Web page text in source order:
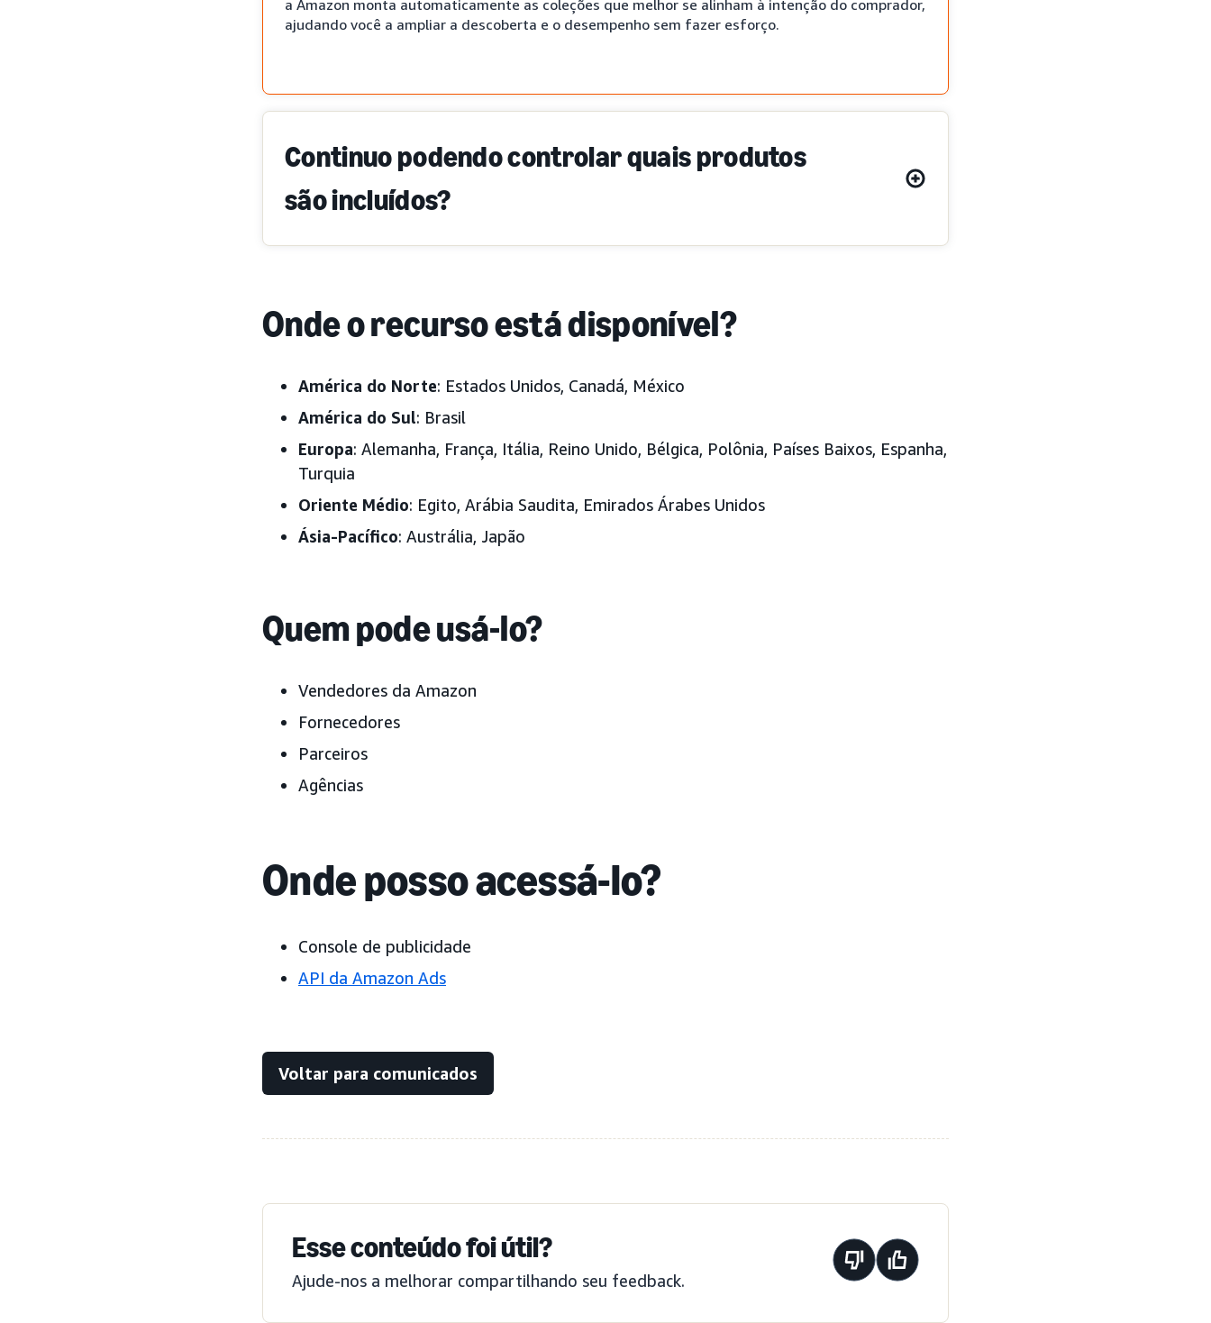
a Amazon monta automaticamente as coleções que melhor se alinham à intenção do comprador,
ajudando você a ampliar a descoberta e o desempenho sem fazer esforço.
Continuo podendo controlar quais produtos
são incluídos?
Onde o recurso está disponível?
América do Norte: Estados Unidos, Canadá, México
América do Sul: Brasil
Europa: Alemanha, França, Itália, Reino Unido, Bélgica, Polônia, Países Baixos, Espanha,
Turquia
Oriente Médio: Egito, Arábia Saudita, Emirados Árabes Unidos
Ásia-Pacífico: Austrália, Japão
Quem pode usá-lo?
Vendedores da Amazon
Fornecedores
Parceiros
Agências
Onde posso acessá-lo?
Console de publicidade
API da Amazon Ads
Voltar para comunicados
Esse conteúdo foi útil?
Ajude-nos a melhorar compartilhando seu feedback.